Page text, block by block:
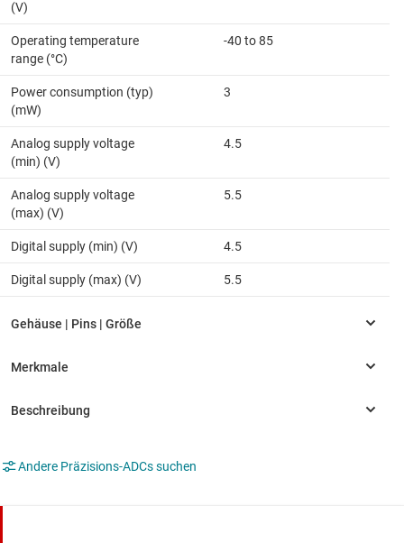
(V)
Operating temperature
range (°C)
-40 to 85
Power consumption (typ)
(mW)
3
Analog supply voltage
(min) (V)
4.5
Analog supply voltage
(max) (V)
5.5
Digital supply (min) (V) 4.5
Digital supply (max) (V) 5.5
Andere Präzisions-ADCs suchen